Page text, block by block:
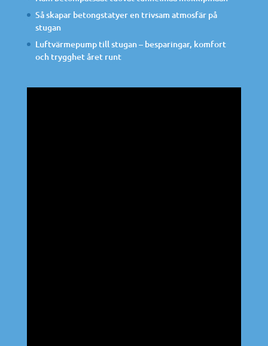
Så skapar betongstatyer en trivsam atmosfär på
stugan
Luftvärmepump till stugan – besparingar, komfort
och trygghet året runt